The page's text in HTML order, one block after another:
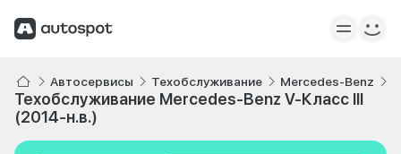
Автосервисы Техобслуживание Mercedes-Benz
Техобслуживание Mercedes-Benz V-Класс III
(2014-н.в.)